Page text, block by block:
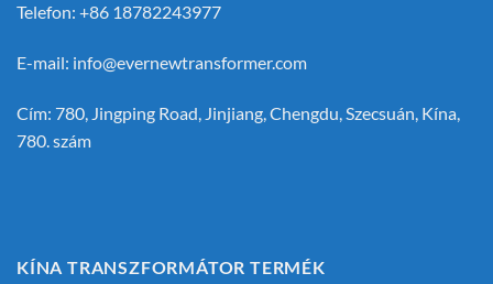
Telefon: +86 18782243977
E-mail: info@evernewtransformer.com
Cím: 780, Jingping Road, Jinjiang, Chengdu, Szecsuán, Kína,
780. szám
KÍNA TRANSZFORMÁTOR TERMÉK